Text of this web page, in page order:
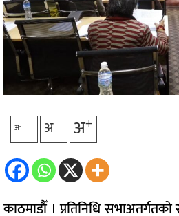
अ- अ अ+
काठमाडौँ । प्रतिनिधि